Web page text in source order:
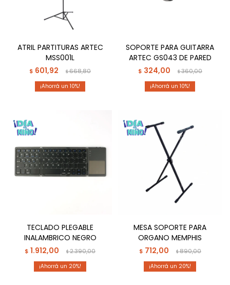
ATRIL PARTITURAS ARTEC
MSS001L
$ 601,92 $668,80
10
SOPORTE PARA GUITARRA
ARTEC GS043 DE PARED
$ 324,00 $360,00
10
TECLADO PLEGABLE
INALAMBRICO NEGRO
$ 1.912,00 $2.390,00
20
MESA SOPORTE PARA
ORGANO MEMPHIS
$ 712,00 $890,00
20